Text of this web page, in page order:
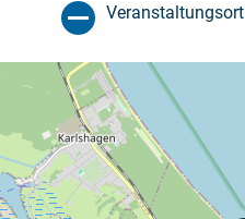
Veranstaltungsort